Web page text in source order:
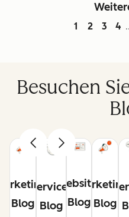
1 2 3 4
Besuchen
Blog
Service-
Blog
Website-
Blog Blog